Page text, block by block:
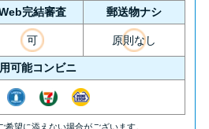
融（闇金）からお金を借り
けない理由と借りた場合
法
完結審査 郵送物ナシ
可 原則なし
可能コンビニ
望に添えない場合がございます。